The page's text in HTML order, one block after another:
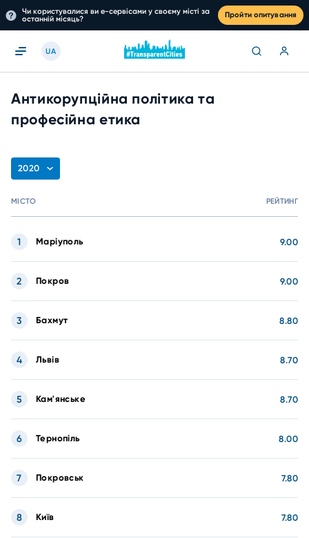
Чи користувалися ви е-сервісами у своєму місті за
останній місяць?
Пройти опитування
UA
Антикорупційна політика та
професійна етика
2020
МІСТО РЕЙТИНГ
Маріуполь 9.00
1
Покров 9.00
2
Бахмут 8.80
3
Львів 8.70
4
Кам'янське 8.70
5
Тернопіль 8.00
6
Покровськ 7.80
7
Київ 7.80
8